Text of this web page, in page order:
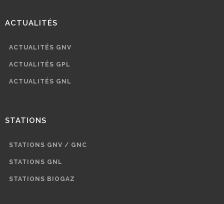
ACTUALITÉS
ACTUALITÉS GNV
ACTUALITÉS GPL
ACTUALITÉS GNL
STATIONS
STATIONS GNV / GNC
STATIONS GNL
STATIONS BIOGAZ